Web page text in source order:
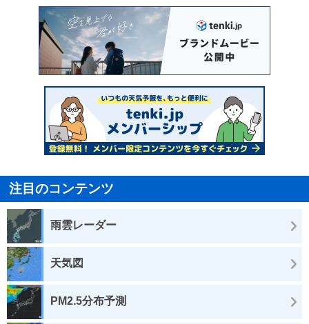
注目のコンテンツ
雨雲レーダー
天気図
PM2.5分布予測